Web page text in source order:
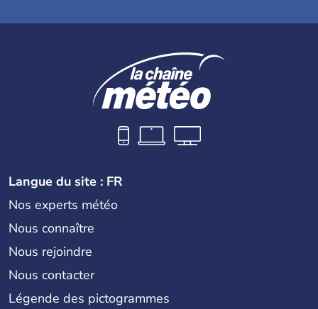
Langue du site : FR
Nos experts météo
Nous connaître
Nous rejoindre
Nous contacter
Légende des pictogrammes